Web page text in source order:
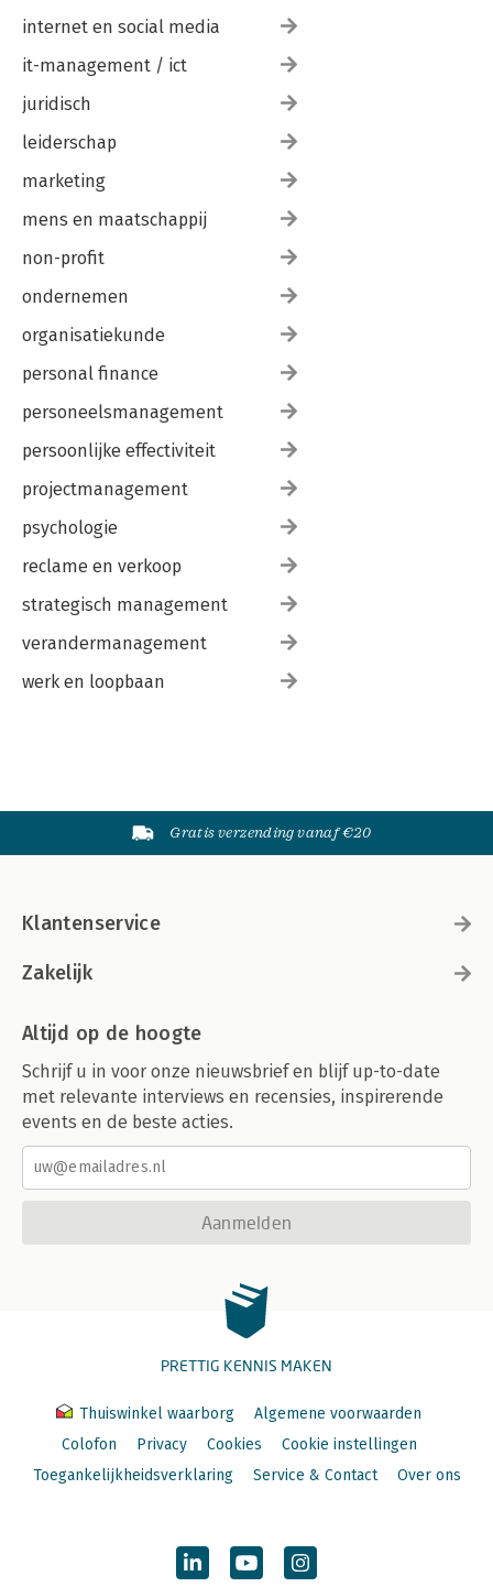
internet en social media
it-management / ict
juridisch
leiderschap
marketing
mens en maatschappij
non-profit
ondernemen
organisatiekunde
personal finance
personeelsmanagement
persoonlijke effectiviteit
projectmanagement
psychologie
reclame en verkoop
strategisch management
verandermanagement
werk en loopbaan
Gratis verzending vanaf €20
Klantenservice
Zakelijk
Altijd op de hoogte
Schrijf u in voor onze nieuwsbrief en blijf up-to-date
met relevante interviews en recensies, inspirerende
events en de beste acties.
Aanmelden
PRETTIG KENNIS MAKEN
Thuiswinkel waarborg
Algemene voorwaarden
Colofon
Privacy Cookies
Cookie instellingen
Toegankelijkheidsverklaring
Service & Contact Over ons